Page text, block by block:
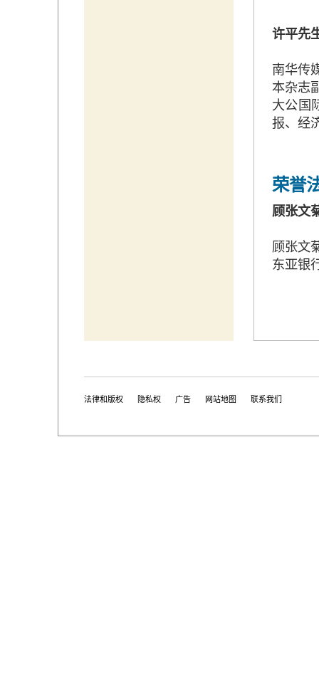
许平先
南华传
本杂志
大公国
报、经
荣誉
顾张文
顾张文
东亚银
法律和版权 隐私权 广告 网站地图 联系我们